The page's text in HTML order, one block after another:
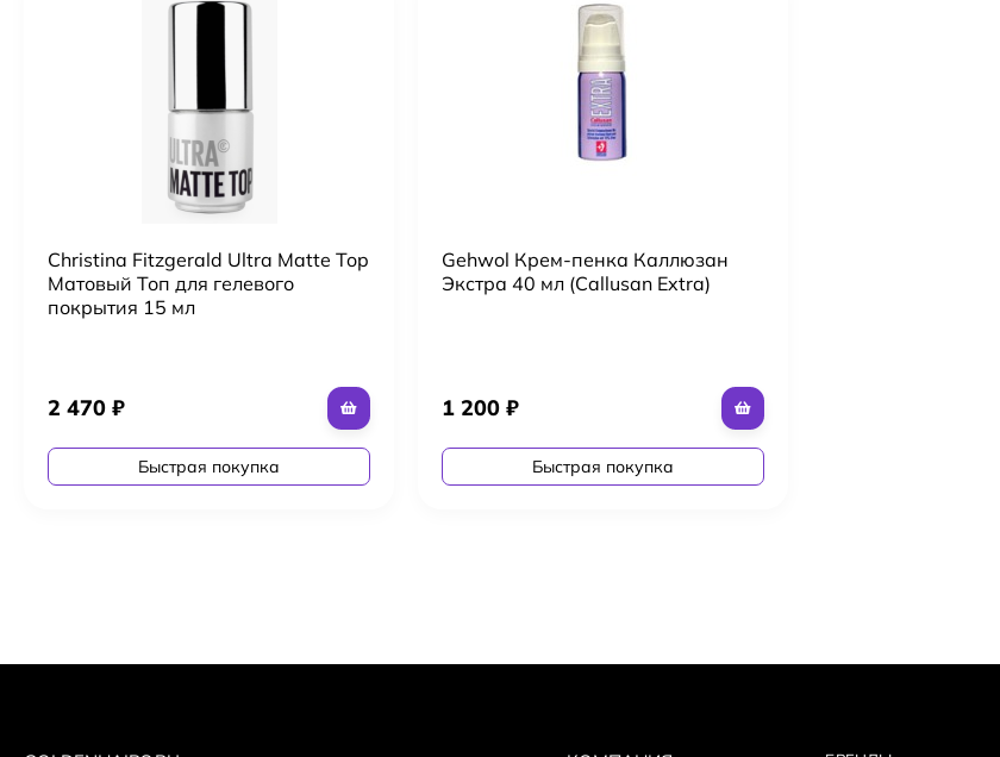
Christina Fitzgerald Ultra Matte Top
Матовый Топ для гелевого
покрытия 15 мл
2 470 ₽
Быстрая покупка
Gehwol Крем-пенка Каллюзан
Экстра 40 мл (Callusan Extra)
1 200 ₽
Быстрая покупка